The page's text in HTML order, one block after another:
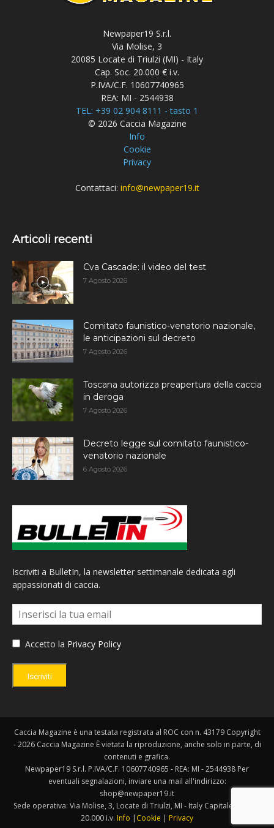
Newpaper19 S.r.l.
Via Molise, 3
20085 Locate di Triulzi (MI) - Italy
Cap. Soc. 20.000 € i.v.
P.IVA/C.F. 10607740965
REA: MI - 2544938
TEL: +39 02 904 8111 - tasto 1
© 2026 Caccia Magazine
Info
Cookie
Privacy
Contattaci: info@newpaper19.it
Articoli recenti
Cva Cascade: il video del test
7 Agosto 2026
Comitato faunistico-venatorio nazionale,
le anticipazioni sul decreto
7 Agosto 2026
Toscana autorizza preapertura della caccia
in deroga
7 Agosto 2026
Decreto legge sul comitato faunistico-
venatorio nazionale
6 Agosto 2026
Iscriviti a BulletIn, la newsletter settimanale dedicata agli
appassionati di caccia.
Accetto la Privacy Policy
Iscriviti
Caccia Magazine è una testata registrata al ROC con n. 43179 Copyright
- 2026 Caccia Magazine È vietata la riproduzione, anche solo in parte, di
contenuti e grafica.
Newpaper19 S.r.l. P.IVA/C.F. 10607740965 - REA: MI - 2544938 Per
eventuali segnalazioni, inviare una mail all'indirizzo:
shop@newpaper19.it
Sede operativa: Via Molise, 3, Locate di Triulzi, MI - Italy Capitale Sociale:
20.000 i.v. Info | Cookie | Privacy